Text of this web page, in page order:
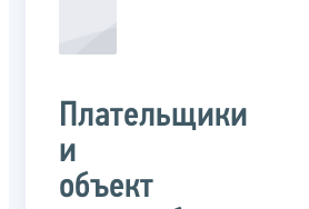
Плательщики
и
объект